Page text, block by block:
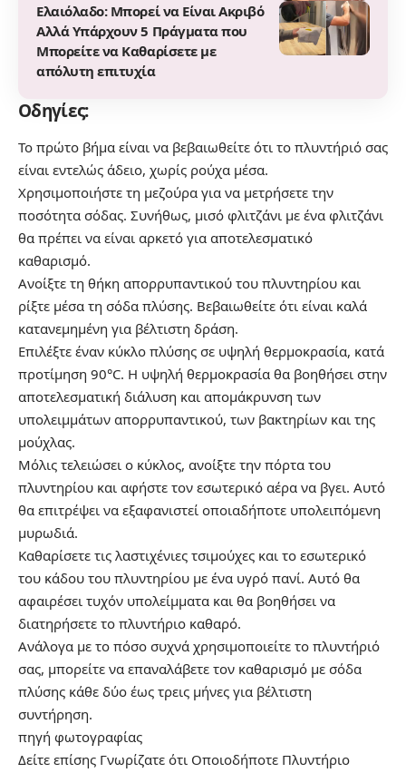
Ελαιόλαδο: Μπορεί να Είναι Ακριβό
Αλλά Υπάρχουν 5 Πράγματα που
Μπορείτε να Καθαρίσετε με
απόλυτη επιτυχία
Οδηγίες:
Το πρώτο βήμα είναι να βεβαιωθείτε ότι το πλυντήριό σας
είναι εντελώς άδειο, χωρίς ρούχα μέσα.
Χρησιμοποιήστε τη μεζούρα για να μετρήσετε την
ποσότητα σόδας. Συνήθως, μισό φλιτζάνι με ένα φλιτζάνι
θα πρέπει να είναι αρκετό για αποτελεσματικό
καθαρισμό.
Ανοίξτε τη θήκη απορρυπαντικού του πλυντηρίου και
ρίξτε μέσα τη σόδα πλύσης. Βεβαιωθείτε ότι είναι καλά
κατανεμημένη για βέλτιστη δράση.
Επιλέξτε έναν κύκλο πλύσης σε υψηλή θερμοκρασία, κατά
προτίμηση 90°C. Η υψηλή θερμοκρασία θα βοηθήσει στην
αποτελεσματική διάλυση και απομάκρυνση των
υπολειμμάτων απορρυπαντικού, των βακτηρίων και της
μούχλας.
Μόλις τελειώσει ο κύκλος, ανοίξτε την πόρτα του
πλυντηρίου και αφήστε τον εσωτερικό αέρα να βγει. Αυτό
θα επιτρέψει να εξαφανιστεί οποιαδήποτε υπολειπόμενη
μυρωδιά.
Καθαρίσετε τις λαστιχένιες τσιμούχες και το εσωτερικό
του κάδου του πλυντηρίου με ένα υγρό πανί. Αυτό θα
αφαιρέσει τυχόν υπολείμματα και θα βοηθήσει να
διατηρήσετε το πλυντήριο καθαρό.
Ανάλογα με το πόσο συχνά χρησιμοποιείτε το πλυντήριό
σας, μπορείτε να επαναλάβετε τον καθαρισμό με σόδα
πλύσης κάθε δύο έως τρεις μήνες για βέλτιστη
συντήρηση.
πηγή φωτογραφίας
Δείτε επίσης Γνωρίζατε ότι Οποιοδήποτε Πλυντήριο